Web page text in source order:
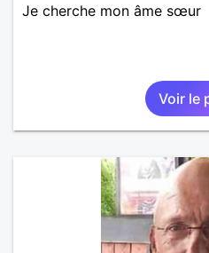
Je cherche mon âme sœur
Voir le